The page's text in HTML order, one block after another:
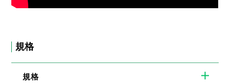
規格
規格